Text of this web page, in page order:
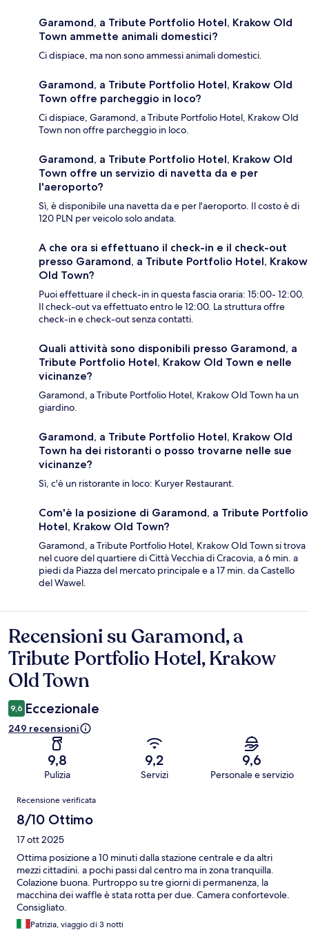
Garamond, a Tribute Portfolio Hotel, Krakow Old
Town ammette animali domestici?
Ci dispiace, ma non sono ammessi animali domestici.
Garamond, a Tribute Portfolio Hotel, Krakow Old
Town offre parcheggio in loco?
Ci dispiace, Garamond, a Tribute Portfolio Hotel, Krakow Old
Town non offre parcheggio in loco.
Garamond, a Tribute Portfolio Hotel, Krakow Old
Town offre un servizio di navetta da e per
l'aeroporto?
Sì, è disponibile una navetta da e per l'aeroporto. Il costo è di
120 PLN per veicolo solo andata.
A che ora si effettuano il check-in e il check-out
presso Garamond, a Tribute Portfolio Hotel, Krakow
Old Town?
Puoi effettuare il check-in in questa fascia oraria: 15:00- 12:00.
Il check-out va effettuato entro le 12:00. La struttura offre
check-in e check-out senza contatti.
Quali attività sono disponibili presso Garamond, a
Tribute Portfolio Hotel, Krakow Old Town e nelle
vicinanze?
Garamond, a Tribute Portfolio Hotel, Krakow Old Town ha un
giardino.
Garamond, a Tribute Portfolio Hotel, Krakow Old
Town ha dei ristoranti o posso trovarne nelle sue
vicinanze?
Sì, c'è un ristorante in loco: Kuryer Restaurant.
Com'è la posizione di Garamond, a Tribute Portfolio
Hotel, Krakow Old Town?
Garamond, a Tribute Portfolio Hotel, Krakow Old Town si trova
nel cuore del quartiere di Città Vecchia di Cracovia, a 6 min. a
piedi da Piazza del mercato principale e a 17 min. da Castello
del Wawel.
Recensioni
Recensioni su Garamond, a
Tribute Portfolio Hotel, Krakow
Old Town
9,6 Eccezionale
249 recensioni
9,8
Pulizia
9,2
Servizi
9,6
Personale e servizio
Recensioni
Recensione verificata
8/10 Ottimo
17 ott 2025
Ottima posizione a 10 minuti dalla stazione centrale e da altri
mezzi cittadini. a pochi passi dal centro ma in zona tranquilla.
Colazione buona. Purtroppo su tre giorni di permanenza, la
macchina dei waffle è stata rotta per due. Camera confortevole.
Consigliato.
Patrizia, viaggio di 3 notti